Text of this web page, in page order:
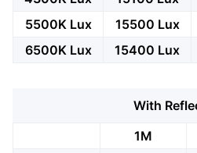
5500K Lux
15500 Lux
6500K Lux
15400 Lux
With
1M